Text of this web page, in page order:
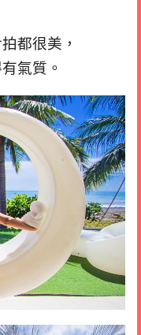
都很美，
氣質。